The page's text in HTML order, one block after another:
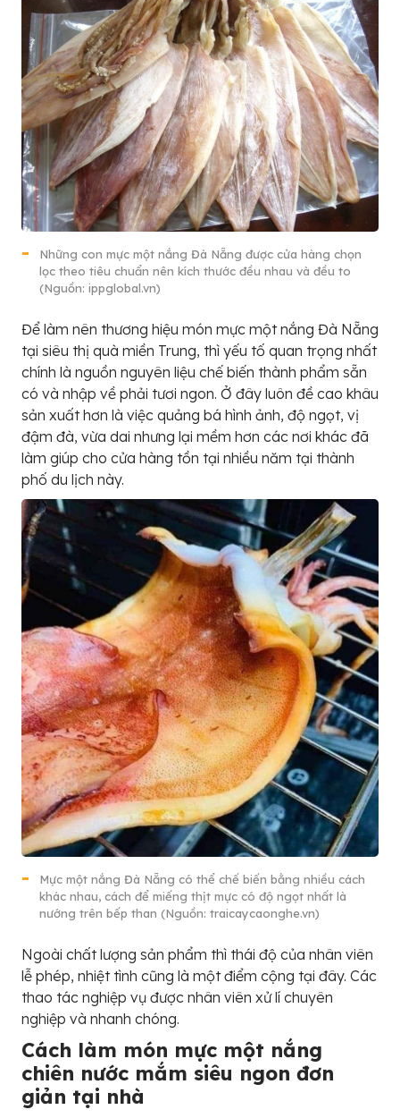
Những con mực một nắng Đà Nẵng được cửa hàng chọn
lọc theo tiêu chuẩn nên kích thước đều nhau và đều to
(Nguồn: ippglobal.vn)
Để làm nên thương hiệu món mực một nắng Đà Nẵng
tại siêu thị quà miền Trung, thì yếu tố quan trọng nhất
chính là nguồn nguyên liệu chế biến thành phẩm sẵn
có và nhập về phải tươi ngon. Ở đây luôn đề cao khâu
sản xuất hơn là việc quảng bá hình ảnh, độ ngọt, vị
đậm đà, vừa dai nhưng lại mềm hơn các nơi khác đã
làm giúp cho cửa hàng tồn tại nhiều năm tại thành
phố du lịch này.
Mực một nắng Đà Nẵng có thể chế biến bằng nhiều cách
khác nhau, cách để miếng thịt mực có độ ngọt nhất là
nướng trên bếp than (Nguồn: traicaycaonghe.vn)
Ngoài chất lượng sản phẩm thì thái độ của nhân viên
lễ phép, nhiệt tình cũng là một điểm cộng tại đây. Các
thao tác nghiệp vụ được nhân viên xử lí chuyên
nghiệp và nhanh chóng.
Cách làm món mực một nắng
chiên nước mắm siêu ngon đơn
giản tại nhà